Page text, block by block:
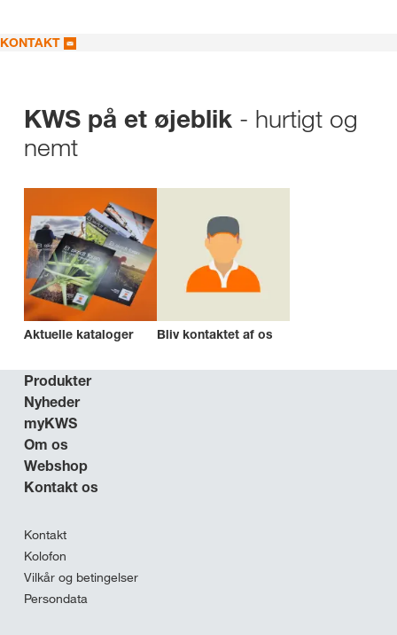
KONTAKT
KWS på et øjeblik - hurtigt og
nemt
Aktuelle kataloger Bliv kontaktet af os
Produkter
Nyheder
myKWS
Om os
Webshop
Kontakt os
Kontakt
Kolofon
Vilkår og betingelser
Persondata